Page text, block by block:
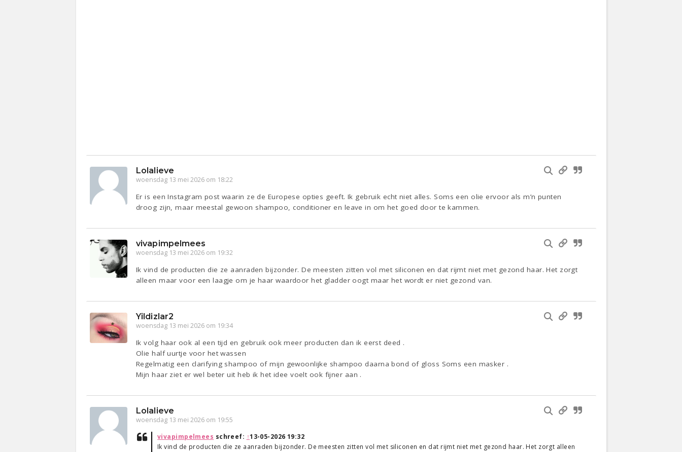
Lolalieve
woensdag 13 mei 2026 om 18:22
Er is een Instagram post waarin ze de Europese opties geeft. Ik gebruik echt niet alles. Soms een olie ervoor als m’n punten
droog zijn, maar meestal gewoon shampoo, conditioner en leave in om het goed door te kammen.
vivapimpelmees
woensdag 13 mei 2026 om 19:32
Ik vind de producten die ze aanraden bijzonder. De meesten zitten vol met siliconen en dat rijmt niet met gezond haar. Het zorgt
alleen maar voor een laagje om je haar waardoor het gladder oogt maar het wordt er niet gezond van.
Yildizlar2
woensdag 13 mei 2026 om 19:34
Ik volg haar ook al een tijd en gebruik ook meer producten dan ik eerst deed .
Olie half uurtje voor het wassen
Regelmatig een clarifying shampoo of mijn gewoonlijke shampoo daarna bond of gloss Soms een masker .
Mijn haar ziet er wel beter uit heb ik het idee voelt ook fijner aan .
Lolalieve
woensdag 13 mei 2026 om 19:55
vivapimpelmees schreef: ↑13-05-2026 19:32
Ik vind de producten die ze aanraden bijzonder. De meesten zitten vol met siliconen en dat rijmt niet met gezond haar. Het zorgt alleen